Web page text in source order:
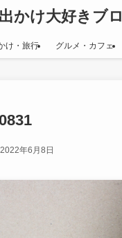
かけ大好きブ
け・旅行 グルメ・カフェ
2022年6月8日